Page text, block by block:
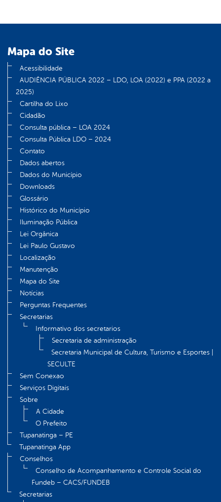
Mapa do Site
Acessibilidade
AUDIÊNCIA PÚBLICA 2022 – LDO, LOA (2022) e PPA (2022 a
2025)
Cartilha do Lixo
Cidadão
Consulta pública – LOA 2024
Consulta Pública LDO – 2024
Contato
Dados abertos
Dados do Município
Downloads
Glossário
Histórico do Município
Iluminação Pública
Lei Orgânica
Lei Paulo Gustavo
Localização
Manutenção
Mapa do Site
Notícias
Perguntas Frequentes
Secretarias
Informativo dos secretarios
Secretaria de administração
Secretaria Municipal de Cultura, Turismo e Esportes |
SECULTE
Sem Conexao
Serviços Digitais
Sobre
A Cidade
O Prefeito
Tupanatinga – PE
Tupanatinga App
Conselhos
Conselho de Acompanhamento e Controle Social do
Fundeb – CACS/FUNDEB
Secretarias